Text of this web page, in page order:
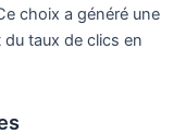
choix a généré une
taux de clics en